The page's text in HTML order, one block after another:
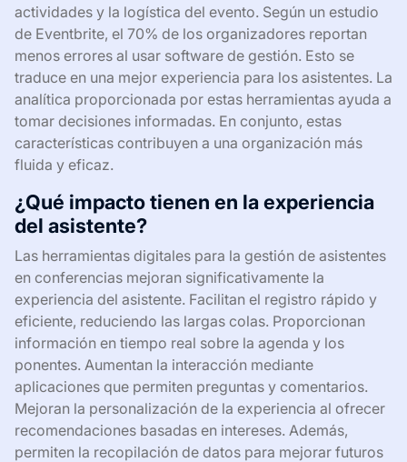
actividades y la logística del evento. Según un estudio
de Eventbrite, el 70% de los organizadores reportan
menos errores al usar software de gestión. Esto se
traduce en una mejor experiencia para los asistentes. La
analítica proporcionada por estas herramientas ayuda a
tomar decisiones informadas. En conjunto, estas
características contribuyen a una organización más
fluida y eficaz.
¿Qué impacto tienen en la experiencia
del asistente?
Las herramientas digitales para la gestión de asistentes
en conferencias mejoran significativamente la
experiencia del asistente. Facilitan el registro rápido y
eficiente, reduciendo las largas colas. Proporcionan
información en tiempo real sobre la agenda y los
ponentes. Aumentan la interacción mediante
aplicaciones que permiten preguntas y comentarios.
Mejoran la personalización de la experiencia al ofrecer
recomendaciones basadas en intereses. Además,
permiten la recopilación de datos para mejorar futuros